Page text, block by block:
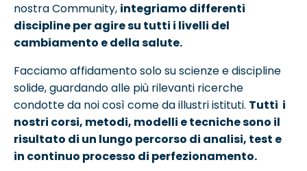
nostra Community, integriamo differenti
discipline per agire su tutti i livelli del
cambiamento e della salute.
Facciamo affidamento solo su scienze e discipline
solide, guardando alle più rilevanti ricerche
condotte da noi così come da illustri istituti. Tutti i
nostri corsi, metodi, modelli e tecniche sono il
risultato di un lungo percorso di analisi, test e
in continuo processo di perfezionamento.